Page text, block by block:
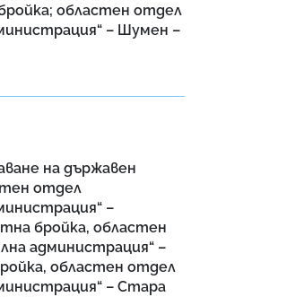
областен отдел
– Шумен –
на държавен
отдел
–
бройка, областен
администрация“ –
областен отдел
– Стара